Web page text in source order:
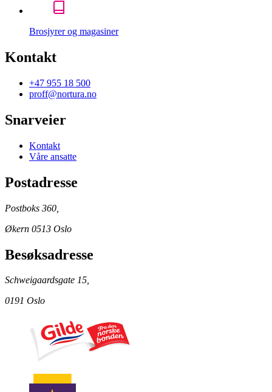
Brosjyrer og magasiner
Kontakt
+47 955 18 500
proff@nortura.no
Snarveier
Kontakt
Våre ansatte
Postadresse
Postboks 360,
Økern 0513 Oslo
Besøksadresse
Schweigaardsgate 15,
0191 Oslo